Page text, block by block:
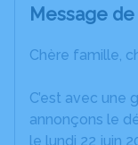
Message
Chère famille,
C’est avec une
annonçons le
le lundi 22 juin